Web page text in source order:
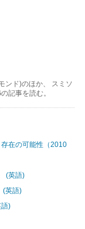
ンド)のほか、 スミソ
記事を読む。
在の可能性（2010
(英語)
(英語)
)